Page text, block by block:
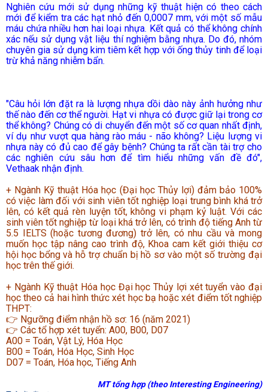
Nghiên cứu mới sử dụng những kỹ thuật hiện có theo cách
mới để kiểm tra các hạt nhỏ đến 0,0007 mm, với một số mẫu
máu chứa nhiều hơn hai loại nhựa. Kết quả có thể không chính
xác nếu sử dụng vật liệu thí nghiệm bằng nhựa. Do đó, nhóm
chuyên gia sử dụng kim tiêm kết hợp với ống thủy tinh để loại
trừ khả năng nhiễm bẩn.
"Câu hỏi lớn đặt ra là lượng nhựa dồi dào này ảnh hưởng như
thế nào đến cơ thể người. Hạt vi nhựa có được giữ lại trong cơ
thể không? Chúng có di chuyển đến một số cơ quan nhất định,
ví dụ như vượt qua hàng rào máu - não không? Liệu lượng vi
nhựa này có đủ cao để gây bệnh? Chúng ta rất cần tài trợ cho
các nghiên cứu sâu hơn để tìm hiểu những vấn đề đó",
Vethaak nhận định.
+ Ngành Kỹ thuật Hóa học (Đại học Thủy lợi) đảm bảo 100%
có việc làm đối với sinh viên tốt nghiệp loại trung bình khá trở
lên, có kết quả rèn luyện tốt, không vi phạm kỷ luật. Với các
sinh viên tốt nghiệp từ loại khá trở lên, có trình độ tiếng Anh từ
5.5 IELTS (hoặc tương đương) trở lên, có nhu cầu và mong
muốn học tập nâng cao trình độ, Khoa cam kết giới thiệu cơ
hội học bổng và hỗ trợ chuẩn bị hồ sơ vào một số trường đại
học trên thế giới.
+ Ngành Kỹ thuật Hóa học Đại học Thủy lợi xét tuyển vào đại
học theo cả hai hình thức xét học bạ hoặc xét điểm tốt nghiệp
THPT:
👉 Ngưỡng điểm nhận hồ sơ: 16 (năm 2021)
👉 Các tổ hợp xét tuyển: A00, B00, D07
A00 = Toán, Vật Lý, Hóa Học
B00 = Toán, Hóa Học, Sinh Học
D07 = Toán, Hóa học, Tiếng Anh
MT tổng hợp (theo Interesting Engineering)